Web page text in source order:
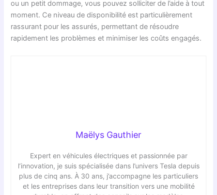
ou un petit dommage, vous pouvez solliciter de l’aide à tout
moment. Ce niveau de disponibilité est particulièrement
rassurant pour les assurés, permettant de résoudre
rapidement les problèmes et minimiser les coûts engagés.
Maëlys Gauthier
Expert en véhicules électriques et passionnée par
l’innovation, je suis spécialisée dans l’univers Tesla depuis
plus de cinq ans. À 30 ans, j’accompagne les particuliers
et les entreprises dans leur transition vers une mobilité